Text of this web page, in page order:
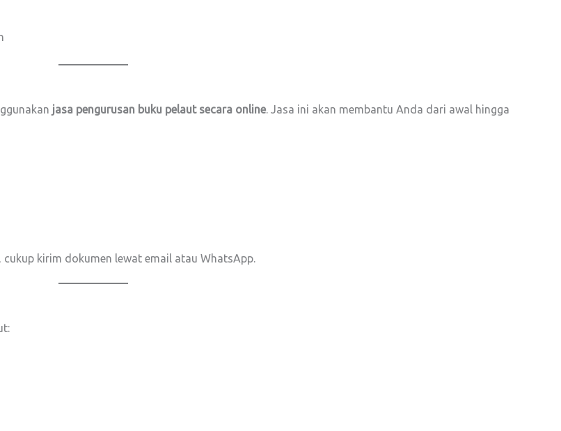
jasa pengurusan buku pelaut secara online. Jasa ini akan membantu Anda dari awal hingga
cukup kirim dokumen lewat email atau WhatsApp.